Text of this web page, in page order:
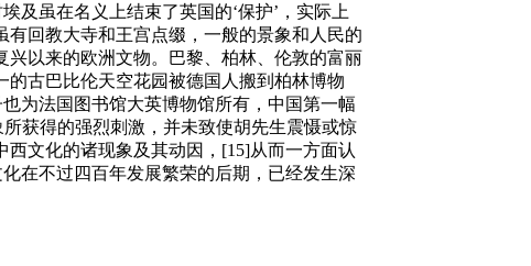
及虽在名义上结束了英国的‘保护’，实际上
回教大寺和王宫点缀，一般的景象和人民的
以来的欧洲文物。巴黎、柏林、伦敦的富丽
古巴比伦天空花园被德国人搬到柏林博物
为法国图书馆大英博物馆所有，中国第一幅
获得的强烈刺激，并未致使胡先生震慑或惊
文化的诸现象及其动因，[15]从而一方面认
在不过四百年发展繁荣的后期，已经发生深